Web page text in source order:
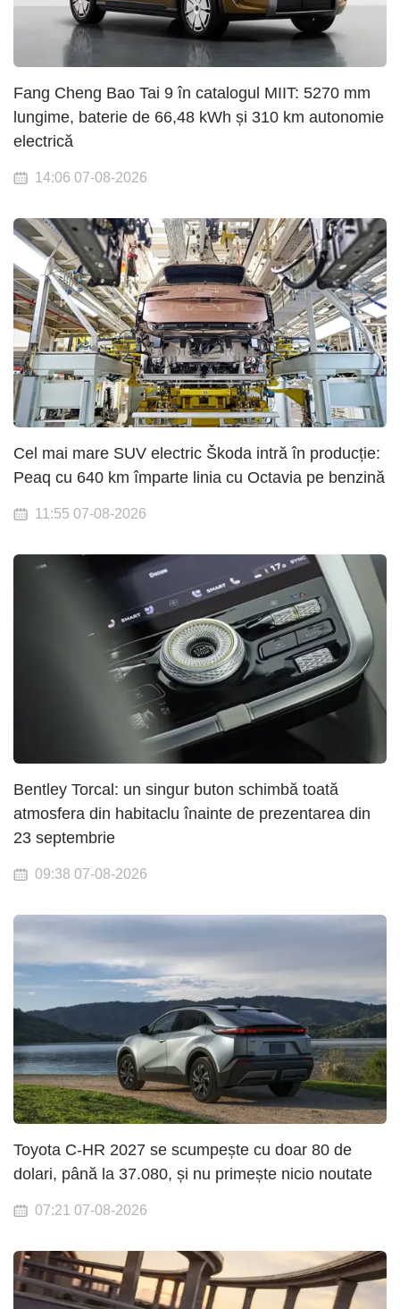
Fang Cheng Bao Tai 9 în catalogul MIIT: 5270 mm
lungime, baterie de 66,48 kWh și 310 km autonomie
electrică
14:06 07-08-2026
Cel mai mare SUV electric Škoda intră în producție:
Peaq cu 640 km împarte linia cu Octavia pe benzină
11:55 07-08-2026
Bentley Torcal: un singur buton schimbă toată
atmosfera din habitaclu înainte de prezentarea din
23 septembrie
09:38 07-08-2026
Toyota C-HR 2027 se scumpește cu doar 80 de
dolari, până la 37.080, și nu primește nicio noutate
07:21 07-08-2026